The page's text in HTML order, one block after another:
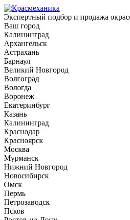
Экспертный подбор и продажа
Ваш город
Калининград
Архангельск
Астрахань
Барнаул
Великий Новгород
Волгоград
Вологда
Воронеж
Екатеринбург
Казань
Калининград
Краснодар
Красноярск
Москва
Мурманск
Нижний Новгород
Новосибирск
Омск
Пермь
Петрозаводск
Псков